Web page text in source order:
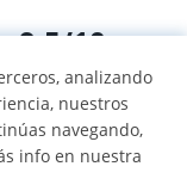
9,5/10
analizando
nuestros
navegando,
info en nuestra